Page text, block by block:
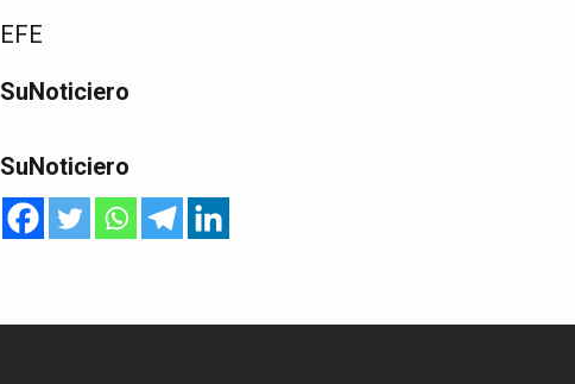
EFE
SuNoticiero
SuNoticiero